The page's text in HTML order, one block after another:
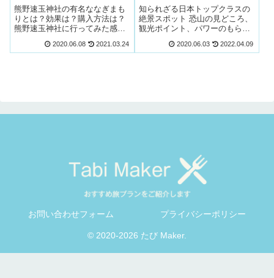
アクセスまとめ。
熊野速玉神社の有名ななぎまも
りとは？効果は？購入方法は？
熊野速玉神社に行ってみた感
す。また、東京・名古屋、大阪
2020.06.08 2021.03.24
ット？
知られざる日本トップクラスの
絶景スポット 恐山の見どころ、
観光ポイント、パワーのもらい
セスに時間がかかりますが、見
2020.06.03 2022.04.09
お問い合わせフォーム プライバシーポリシー
© 2020-2026 たび Maker.